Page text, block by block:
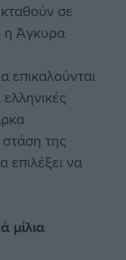
σε
η Άγκυρα
επικαλούνται
της
να
μίλια